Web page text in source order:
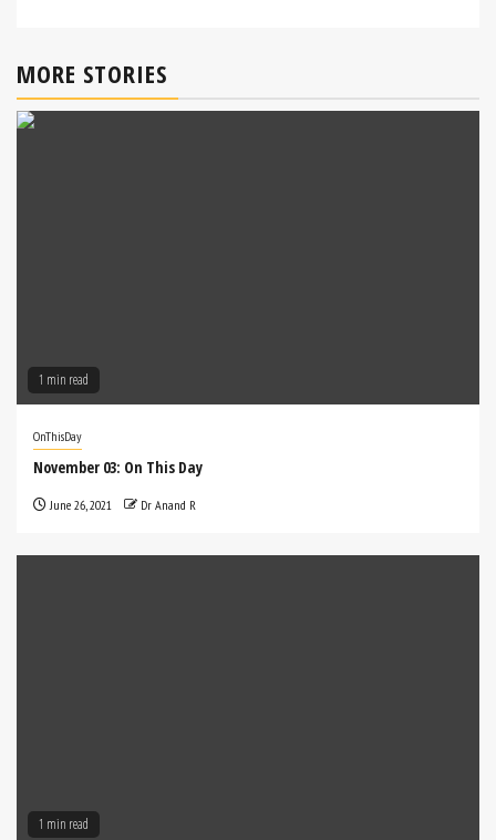
MORE STORIES
1 min read
OnThisDay
November 03: On This Day
June 26, 2021 Dr Anand R
1 min read